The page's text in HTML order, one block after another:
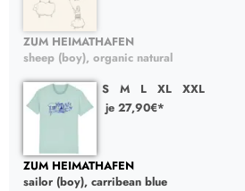
ZUM HEIMATHAFEN
sheep (boy), organic natural
S
M L XL
XXL
je 27,90€*
ZUM HEIMATHAFEN
sailor (boy), carribean blue